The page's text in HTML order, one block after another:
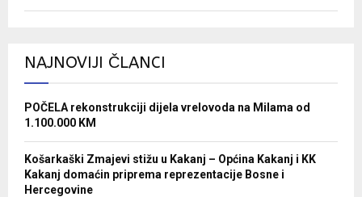
NAJNOVIJI ČLANCI
POČELA rekonstrukciji dijela vrelovoda na Milama od
1.100.000 KM
Košarkaški Zmajevi stižu u Kakanj – Općina Kakanj i KK
Kakanj domaćin priprema reprezentacije Bosne i
Hercegovine